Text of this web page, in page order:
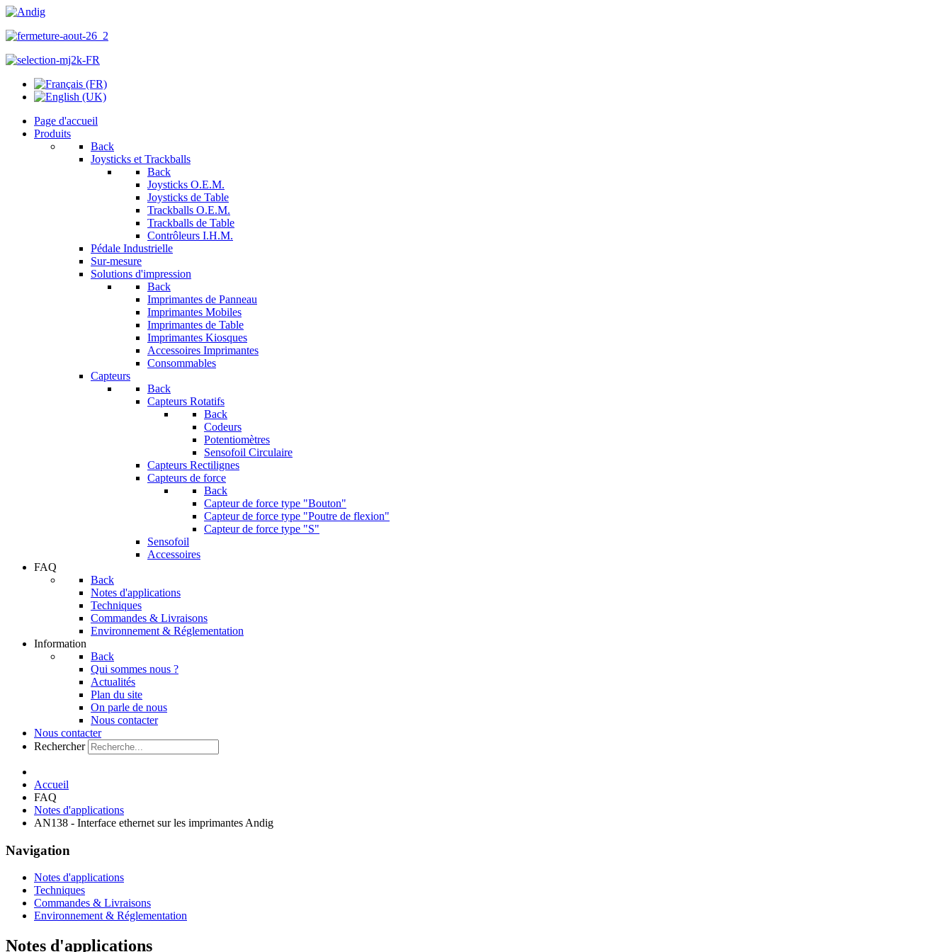
Page d'accueil
Produits
Back
Joysticks et Trackballs
Back
Joysticks O.E.M.
Joysticks de Table
Trackballs O.E.M.
Trackballs de Table
Contrôleurs I.H.M.
Pédale Industrielle
Sur-mesure
Solutions d'impression
Back
Imprimantes de Panneau
Imprimantes Mobiles
Imprimantes de Table
Imprimantes Kiosques
Accessoires Imprimantes
Consommables
Capteurs
Back
Capteurs Rotatifs
Back
Codeurs
Potentiomètres
Sensofoil Circulaire
Capteurs Rectilignes
Capteurs de force
Back
Capteur de force type "Bouton"
Capteur de force type "Poutre de flexion"
Capteur de force type "S"
Sensofoil
Accessoires
FAQ
Back
Notes d'applications
Techniques
Commandes & Livraisons
Environnement & Réglementation
Information
Back
Qui sommes nous ?
Actualités
Plan du site
On parle de nous
Nous contacter
Nous contacter
Rechercher
Accueil
FAQ
Notes d'applications
AN138 - Interface ethernet sur les imprimantes Andig
Navigation
Notes d'applications
Techniques
Commandes & Livraisons
Environnement & Réglementation
Notes d'applications